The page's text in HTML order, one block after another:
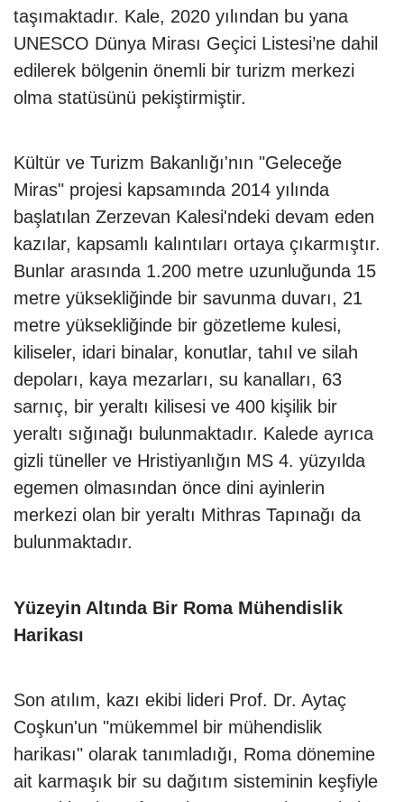
taşımaktadır. Kale, 2020 yılından bu yana
UNESCO Dünya Mirası Geçici Listesi’ne dahil
edilerek bölgenin önemli bir turizm merkezi
olma statüsünü pekiştirmiştir.
Kültür ve Turizm Bakanlığı'nın "Geleceğe
Miras" projesi kapsamında 2014 yılında
başlatılan Zerzevan Kalesi'ndeki devam eden
kazılar, kapsamlı kalıntıları ortaya çıkarmıştır.
Bunlar arasında 1.200 metre uzunluğunda 15
metre yüksekliğinde bir savunma duvarı, 21
metre yüksekliğinde bir gözetleme kulesi,
kiliseler, idari binalar, konutlar, tahıl ve silah
depoları, kaya mezarları, su kanalları, 63
sarnıç, bir yeraltı kilisesi ve 400 kişilik bir
yeraltı sığınağı bulunmaktadır. Kalede ayrıca
gizli tüneller ve Hristiyanlığın MS 4. yüzyılda
egemen olmasından önce dini ayinlerin
merkezi olan bir yeraltı Mithras Tapınağı da
bulunmaktadır.
Yüzeyin Altında Bir Roma Mühendislik
Harikası
Son atılım, kazı ekibi lideri Prof. Dr. Aytaç
Coşkun'un "mükemmel bir mühendislik
harikası" olarak tanımladığı, Roma dönemine
ait karmaşık bir su dağıtım sisteminin keşfiyle